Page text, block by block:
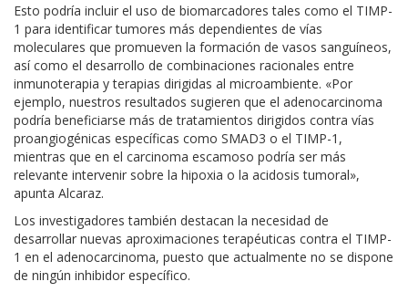
Esto podría incluir el uso de biomarcadores tales como el TIMP-
1 para identificar tumores más dependientes de vías
moleculares que promueven la formación de vasos sanguíneos,
así como el desarrollo de combinaciones racionales entre
inmunoterapia y terapias dirigidas al microambiente. «Por
ejemplo, nuestros resultados sugieren que el adenocarcinoma
podría beneficiarse más de tratamientos dirigidos contra vías
proangiogénicas específicas como SMAD3 o el TIMP-1,
mientras que en el carcinoma escamoso podría ser más
relevante intervenir sobre la hipoxia o la acidosis tumoral»,
apunta Alcaraz.
Los investigadores también destacan la necesidad de
desarrollar nuevas aproximaciones terapéuticas contra el TIMP-
1 en el adenocarcinoma, puesto que actualmente no se dispone
de ningún inhibidor específico.